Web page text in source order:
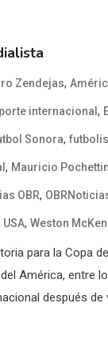
Zendejas,
internacional ,
Sonora,
, Mauricio
OBR,
, Weston
para la Copa
América, entre
después